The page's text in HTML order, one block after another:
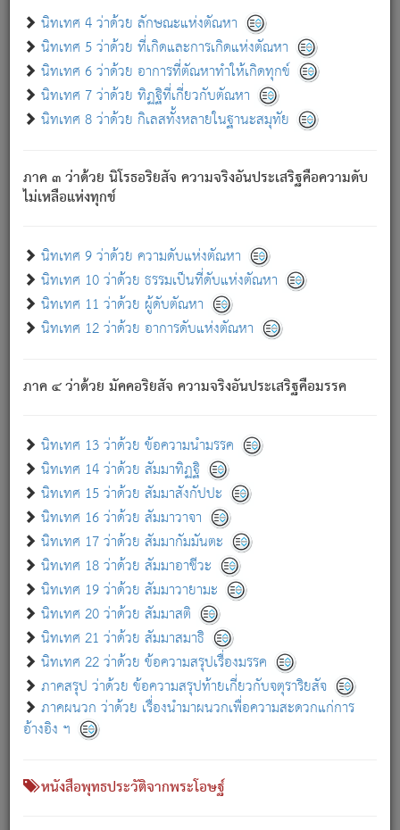
นิทเทศ 4 ว่าด้วย ลักษณะแห่งตัณหา
นิทเทศ 5 ว่าด้วย ที่เกิดและการเกิดแห่งตัณหา
นิทเทศ 6 ว่าด้วย อาการที่ตัณหาทำให้เกิดทุกข์
นิทเทศ 7 ว่าด้วย ทิฏฐิที่เกี่ยวกับตัณหา
นิทเทศ 8 ว่าด้วย กิเลสทั้งหลายในฐานะสมุทัย
ภาค ๓ ว่าด้วย นิโรธอริยสัจ ความจริงอันประเสริฐคือความดับ
ไม่เหลือแห่งทุกข์
นิทเทศ 9 ว่าด้วย ความดับแห่งตัณหา
นิทเทศ 10 ว่าด้วย ธรรมเป็นที่ดับแห่งตัณหา
นิทเทศ 11 ว่าด้วย ผู้ดับตัณหา
นิทเทศ 12 ว่าด้วย อาการดับแห่งตัณหา
ภาค ๔ ว่าด้วย มัคคอริยสัจ ความจริงอันประเสริฐคือมรรค
นิทเทศ 13 ว่าด้วย ข้อความนำมรรค
นิทเทศ 14 ว่าด้วย สัมมาทิฏฐิ
นิทเทศ 15 ว่าด้วย สัมมาสังกัปปะ
นิทเทศ 16 ว่าด้วย สัมมาวาจา
นิทเทศ 17 ว่าด้วย สัมมากัมมันตะ
นิทเทศ 18 ว่าด้วย สัมมาอาชีวะ
นิทเทศ 19 ว่าด้วย สัมมาวายามะ
นิทเทศ 20 ว่าด้วย สัมมาสติ
นิทเทศ 21 ว่าด้วย สัมมาสมาธิ
นิทเทศ 22 ว่าด้วย ข้อความสรุปเรื่องมรรค
ภาคสรุป ว่าด้วย ข้อความสรุปท้ายเกี่ยวกับจตุราริยสัจ
ภาคผนวก ว่าด้วย เรื่องนำมาผนวกเพื่อความสะดวกแก่การ
อ้างอิง ฯ
หนังสือพุทธประวัติจากพระโอษฐ์
อย่างนี้อยู่; เขาย่อมละภวตัณหาได้ และไม่เพลิดเพลินวิภวตัณหา
ด้วย.
ความดับเพราะความสำรอกไม่เหลือ (แห่งภพทั้งหลาย)
เพราะความสิ้นไปแห่งตัณหาโดยประการทั้งปวง นั้นคือ
นิพพาน.
ภพใหม่ย่อมไม่มีแก่ภิกษุนั้น ผู้ดับเย็นสนิทแล้ว เพราะไม่มี
ภิกษุนั้น เป็นผู้ครอบงำมารได้แล้ว ชนะสงครามแล้ว ก้าวล่วง
ภพทั้งหลายทั้งปวงได้แล้ว เป็นผู้คงที่ (คือไม่เปลี่ยนแปลงอีกต่อ
- อุ.ขุ. ๒๕/๑๒๑/๘๔.
(ข้อความนี้ เป็นพระพุทธอุทานที่ทรงเปล่งออก ที่โคนต้นโพธิ์
เป็นที่ตรัสรู้ เมื่อตรัสรู้แล้วได้ 7 วัน)
เกี่ยวกับธรรมโฆษณ์ออนไลน์ (Disclaimer)
แม้ระบบ "ธรรมโฆษณ์ออนไลน์" พยายามปรับปรุงข้อมูลให้ถูกต้องมากที่สุด
ผู้ศึกษาก็พึงตรวจสอบกับตัวเล่มหนังสือต้นฉบับ ที่มีการพิมพ์ครั้งล่าสุด
ก่อนนำข้อมูลไปใช้ในการอ้างอิง"
เกี่ยวกับอัตถจารี|เกี่ยวกับการพัฒนา|แจ้งข้อผิดพลาด / แนะนำ
หนังสือที่เกี่ยวข้อง